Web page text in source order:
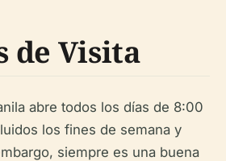
de Visita
abre todos los días de 8:00
los fines de semana y
siempre es una buena